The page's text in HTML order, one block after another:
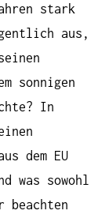
stark
aus,
sonnigen
In
dem EU
sowohl
beachten